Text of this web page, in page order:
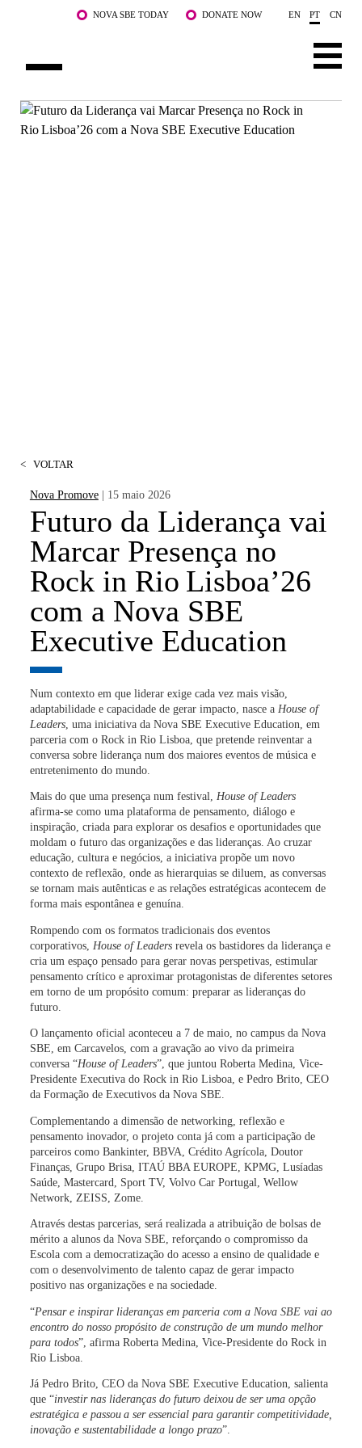
Saltar para o conteúdo principalNOVA SBE TODAY DONATE NOW EN PT CN
SOBRE NÓS
< VOLTAR
Nova Promove| 15 maio 2026
Futuro da Liderança vai
Marcar Presença no
Rock in Rio Lisboa’26
com a Nova SBE
Executive Education
Num contexto em que liderar exige cada vez mais visão,
adaptabilidade e capacidade de gerar impacto, nasce a House of
Leaders, uma iniciativa da Nova SBE Executive Education , em
parceria com o Rock in Rio Lisboa, que pretende reinventar a
conversa sobre liderança num dos maiores eventos de música e
entretenimento do mundo.
Mais do que uma presença num festival, House of Leaders
afirma-se como uma plataforma de pensamento, diálogo e
inspiração, criada para explorar os desafios e oportunidades que
moldam o futuro das organizações e das lideranças. Ao cruzar
educação, cultura e negócios, a iniciativa propõe um novo
contexto de reflexão, onde as hierarquias se diluem, as conversas
se tornam mais autênticas e as relações estratégicas acontecem de
forma mais espontânea e genuína.
Rompendo com os formatos tradicionais dos eventos
corporativos, House of Leadersrevela os bastidores da liderançae
cria um espaço pensado para gerar novas perspetivas, estimular
pensamento crítico e aproximar protagonistas de diferentes setores
em torno de um propósito comum: preparar as lideranças do
futuro.
O lançamento oficial aconteceu a 7 de maio, no campus da Nova
SBE, em Carcavelos, com a gravação ao vivo da primeira
conversa “House of Leaders”, que juntou Roberta Medina, Vice-
Presidente Executiva do Rock in Rio Lisboa, e Pedro Brito, CEO
da Formação de Executivos da Nova SBE.
Complementando a dimensão de networking, reflexão e
pensamento inovador, o projeto conta já com a participação de
parceiros como Bankinter, BBVA, Crédito Agrícola, Doutor
Finanças, Grupo Brisa, ITAÚ BBA EUROPE, KPMG, Lusíadas
Saúde, Mastercard, Sport TV, Volvo Car Portugal, Wellow
Network, ZEISS, Zome.
Através destas parcerias, será realizada a atribuição de bolsas de
mérito a alunos da Nova SBE, reforçando o compromisso da
Escola com a democratização do acesso a ensino de qualidade e
com o desenvolvimento de talento capaz de gerar impacto
positivo nas organizações e na sociedade.
“Pensar e inspirar lideranças em parceria com a Nova SBE vai ao
encontro do nosso propósito de construção de um mundo melhor
para todos”, afirma Roberta Medina, Vice-Presidente do Rock in
Rio Lisboa.
Já Pedro Brito, CEO da Nova SBE Executive Education, salienta
que “investir nas lideranças do futuro deixou de ser uma opção
estratégica e passou a ser essencial para garantir competitividade,
inovação e sustentabilidade a longo prazo”.